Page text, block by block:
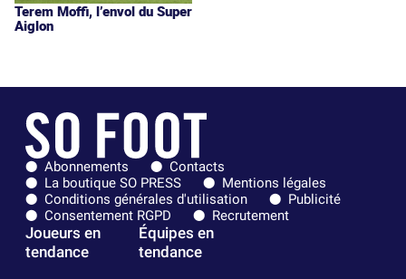
Terem Moffi, l’envol du Super
Aiglon
Abonnements
Contacts
La boutique SO PRESS
Mentions légales
Conditions générales d'utilisation
Publicité
Consentement RGPD
Recrutement
Joueurs en
tendance
Équipes en
tendance